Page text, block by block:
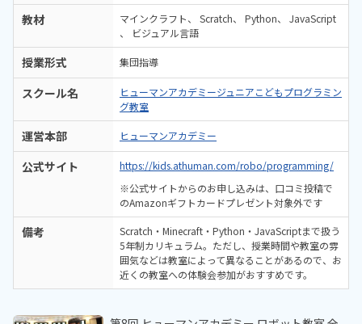
教材 マインクラフト Scratch Python
JavaScript
ビジュアル言語
授業形式 集団指導
スクール名
ヒューマンアカデミージュニアこどもプログラミン
グ教室
運営本部 ヒューマンアカデミー
公式サイト
https://kids.athuman.com/robo/programming/
※公式サイトからのお申し込みは、口コミ投稿で
のAmazonギフトカードプレゼント対象外です
備考
Scratch・Minecraft・Python・JavaScriptまで扱う
5年制カリキュラム。ただし、授業時間や教室の雰
囲気などは教室によって異なることがあるので、お
近くの教室への体験会参加がおすすめです。